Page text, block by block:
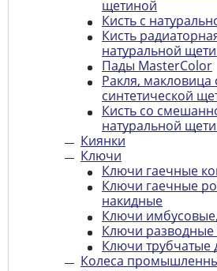
щетиной
Кисть с
Кисть
натуральной
Пады MasterColor
Ракля, макловица
синтетической
Кисть со
натуральной
Киянки
Ключи
Ключи гаечные
Ключи гаечные
накидные
Ключи
Ключи разводные
Ключи трубчатые
Колеса